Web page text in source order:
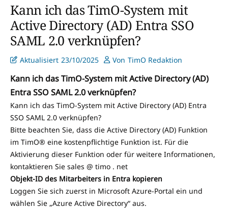
Kann ich das TimO-System mit
Active Directory (AD) Entra SSO
SAML 2.0 verknüpfen?
Aktualisiert 23/10/2025 Von TimO Redaktion
Kann ich das TimO-System mit Active Directory (AD)
Entra SSO SAML 2.0 verknüpfen?
Kann ich das TimO-System mit Active Directory (AD) Entra
SSO SAML 2.0 verknüpfen?
Bitte beachten Sie, dass die Active Directory (AD) Funktion
im TimO® eine kostenpflichtige Funktion ist. Für die
Aktivierung dieser Funktion oder für weitere Informationen,
kontaktieren Sie sales @ timo . net
Objekt-ID des Mitarbeiters in Entra kopieren
Loggen Sie sich zuerst in Microsoft Azure-Portal ein und
wählen Sie „Azure Active Directory“ aus.